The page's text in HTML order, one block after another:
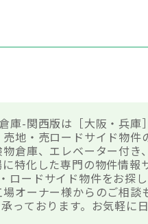
庫-関西版は［大阪・兵庫
地・売ロードサイド物件
倉庫、エレベーター付き
特化した専門の物件情報
ードサイド物件をお探
オーナー様からのご相談
っております。お気軽に